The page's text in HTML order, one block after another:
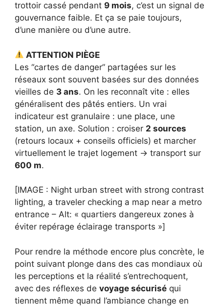
trottoir cassé pendant 9 mois, c’est un signal de
gouvernance faible. Et ça se paie toujours,
d’une manière ou d’une autre.
ATTENTION PIÈGE
Les “cartes de danger” partagées sur les
réseaux sont souvent basées sur des données
vieilles de 3 ans. On les reconnaît vite : elles
généralisent des pâtés entiers. Un vrai
indicateur est granulaire : une place, une
station, un axe. Solution : croiser 2 sources
(retours locaux + conseils officiels) et marcher
virtuellement le trajet logement → transport sur
600 m.
[IMAGE : Night urban street with strong contrast
lighting, a traveler checking a map near a metro
entrance – Alt: « quartiers dangereux zones à
éviter repérage éclairage transports »]
Pour rendre la méthode encore plus concrète, le
point suivant plonge dans des cas mondiaux où
les perceptions et la réalité s’entrechoquent,
avec des réflexes de voyage sécurisé qui
tiennent même quand l’ambiance change en